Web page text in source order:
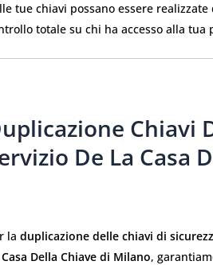
tue chiavi possano essere
totale su chi ha accesso alla
Chiavi
De La Casa
la duplicazione delle chiavi di
Casa Della Chiave di Milano,